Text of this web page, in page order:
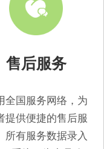
售后服务
全国服务网络，为
提供便捷的售后服
所有服务数据录入